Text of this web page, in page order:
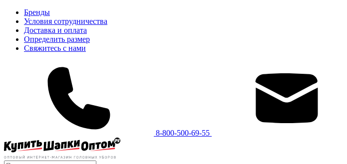
Бренды
Условия сотрудничества
Доставка и оплата
Определить размер
Свяжитесь с нами
8-800-500-69-55